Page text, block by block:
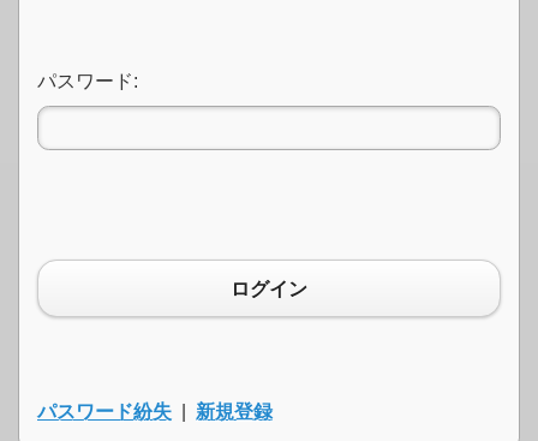
パスワード:
ログイン
パスワード紛失 新規登録